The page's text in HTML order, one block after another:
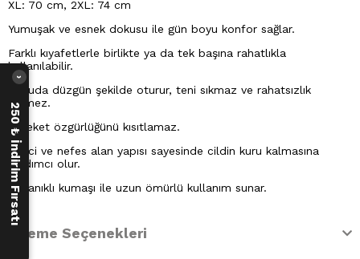
XL: 70 cm, 2XL: 74 cm
Yumuşak ve esnek dokusu ile gün boyu konfor sağlar.
Farklı kıyafetlerle birlikte ya da tek başına rahatlıkla
kullanılabilir.
Vücuda düzgün şekilde oturur, teni sıkmaz ve rahatsızlık
vermez.
Hareket özgürlüğünü kısıtlamaz.
Emici ve nefes alan yapısı sayesinde cildin kuru kalmasına
yardımcı olur.
Dayanıklı kumaşı ile uzun ömürlü kullanım sunar.
Ödeme Seçenekleri
250 ₺ İndirim Fırsatı
›